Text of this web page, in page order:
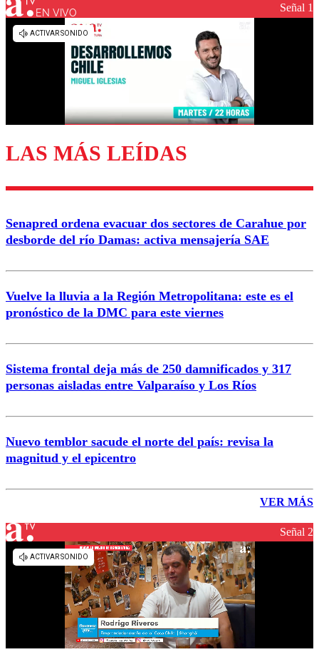
Los comentarios son moderados para garantizar un
diálogo respetuoso.
Enviar comentario
EN VIVO Señal 1
LAS MÁS LEÍDAS
Senapred ordena evacuar dos sectores de Carahue por
desborde del río Damas: activa mensajería SAE
Vuelve la lluvia a la Región Metropolitana: este es el
pronóstico de la DMC para este viernes
Sistema frontal deja más de 250 damnificados y 317
personas aisladas entre Valparaíso y Los Ríos
Nuevo temblor sacude el norte del país: revisa la
magnitud y el epicentro
VER MÁS
Señal 2